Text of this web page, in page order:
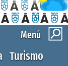
Menú
Turismo